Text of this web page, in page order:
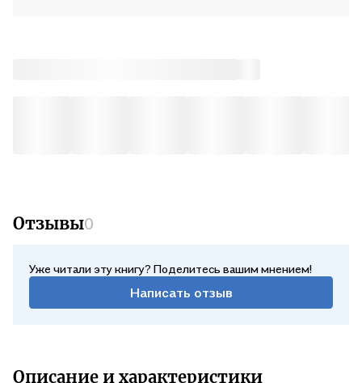
Отзывы0
Уже читали эту книгу? Поделитесь вашим мнением!
Написать отзыв
Описание и характеристики